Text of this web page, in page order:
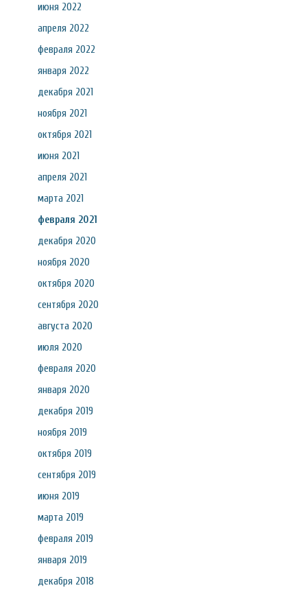
июня 2022
апреля 2022
февраля 2022
января 2022
декабря 2021
ноября 2021
октября 2021
июня 2021
апреля 2021
марта 2021
февраля 2021
декабря 2020
ноября 2020
октября 2020
сентября 2020
августа 2020
июля 2020
февраля 2020
января 2020
декабря 2019
ноября 2019
октября 2019
сентября 2019
июня 2019
марта 2019
февраля 2019
января 2019
декабря 2018